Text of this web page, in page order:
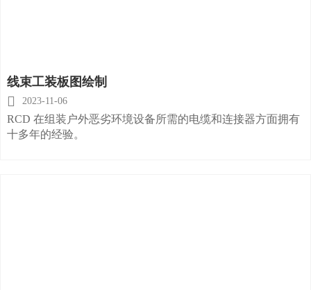
线束工装板图绘制
 2023-11-06
RCD 在组装户外恶劣环境设备所需的电缆和连接器方面拥有
十多年的经验。